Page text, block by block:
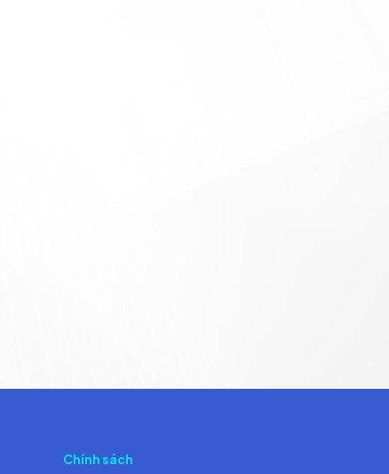
Chính sách